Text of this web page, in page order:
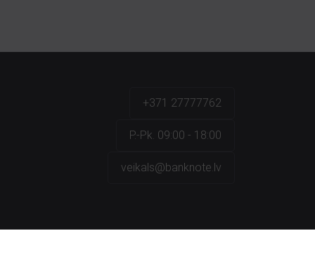
+371 27777762
P.-Pk. 09:00 - 18:00
veikals@banknote.lv